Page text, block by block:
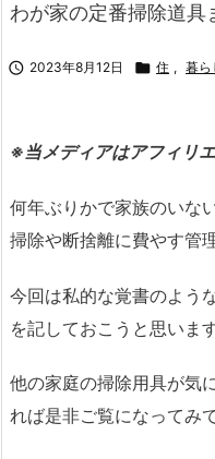
わが家の定番掃除道具
 2023年8月12日  住 , 暮ら
※当メディアはアフィリ
何年ぶりかで家族のいな
掃除や断捨離に費やす管
今回は私的な覚書のよう
を記しておこうと思います
他の家庭の掃除用具が気
れば是非ご覧になってみ